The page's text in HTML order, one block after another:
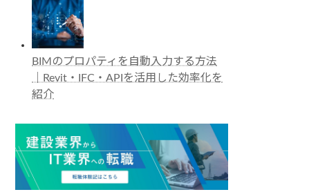
BIMのプロパティを自動入力する方法
｜Revit・IFC・APIを活用した効率化を
紹介